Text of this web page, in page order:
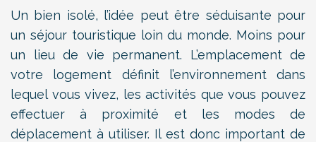
Un bien isolé, l’idée peut être séduisante pour
un séjour touristique loin du monde. Moins pour
un lieu de vie permanent. L’emplacement de
votre logement définit l’environnement dans
lequel vous vivez, les activités que vous pouvez
effectuer à proximité et les modes de
déplacement à utiliser. Il est donc important de